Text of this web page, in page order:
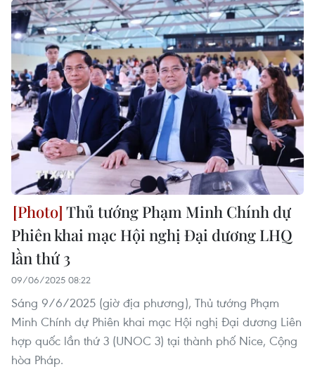
Thủ tướng Phạm Minh Chính dự
Phiên khai mạc Hội nghị Đại dương LHQ
lần thứ 3
09/06/2025 08:22
Sáng 9/6/2025 (giờ địa phương), Thủ tướng Phạm
Minh Chính dự Phiên khai mạc Hội nghị Đại dương Liên
hợp quốc lần thứ 3 (UNOC 3) tại thành phố Nice, Cộng
hòa Pháp.